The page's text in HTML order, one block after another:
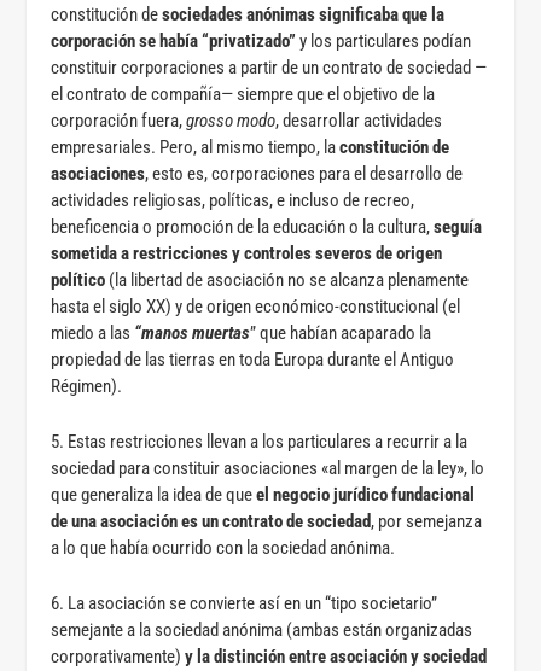
constitución desociedades anónimas significaba que la
corporación se había “privatizado” y los particulares podían
constituir corporaciones a partir de un contrato de sociedad —
el contrato de compañía— siempre que el objetivo de la
corporación fuera,grosso modo, desarrollar actividades
empresariales. Pero, al mismo tiempo, laconstitución de
asociaciones, esto es, corporaciones para el desarrollo de
actividades religiosas, políticas, e incluso de recreo,
beneficencia o promoción de la educación o la cultura,seguía
sometida a restricciones y controles severos de origen
político (la libertad de asociación no se alcanza plenamente
hasta el siglo XX) y de origen económico-constitucional (el
miedo a las “manos muertas” que habían acaparado la
propiedad de las tierras en toda Europa durante el Antiguo
Régimen).
5. Estas restricciones llevan a los particulares a recurrir a la
sociedad para constituir asociaciones «al margen de la ley», lo
que generaliza la idea de queel negocio jurídico fundacional
de una asociación es un contrato de sociedad, por semejanza
a lo que había ocurrido con la sociedad anónima.
6. La asociación se convierte así en un “tipo societario”
semejante a la sociedad anónima (ambas están organizadas
corporativamente)y la distinción entre asociación y sociedad